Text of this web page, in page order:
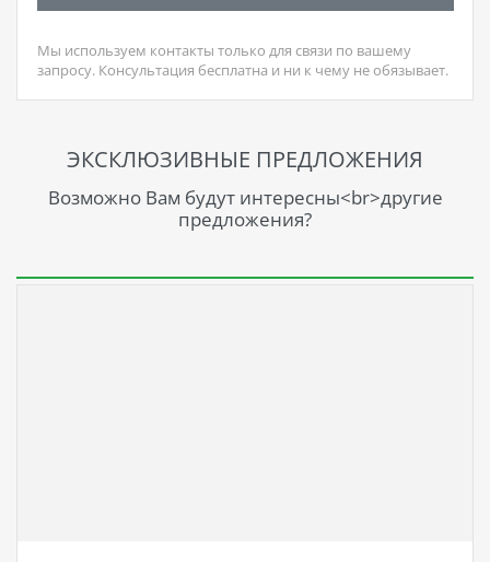
Мы используем контакты только для связи по вашему
запросу. Консультация бесплатна и ни к чему не обязывает.
ЭКСКЛЮЗИВНЫЕ ПРЕДЛОЖЕНИЯ
Возможно Вам будут интересны<br>другие
предложения?